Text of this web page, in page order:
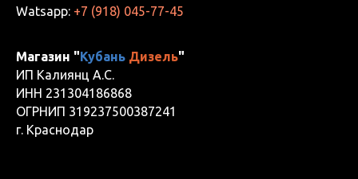
Watsapp: +7 (918) 045-77-45
Магазин "Кубань Дизель"
ИП Калиянц А.С.
ИНН 231304186868
ОГРНИП 319237500387241
г. Краснодар